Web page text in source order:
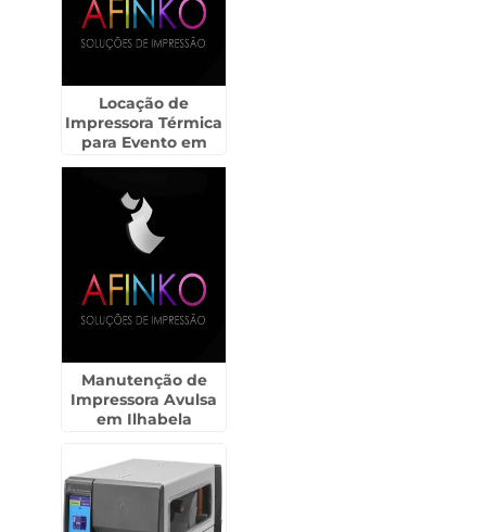
Locação de
Impressora Térmica
para Evento em
Manutenção de
Impressora Avulsa
em Ilhabela